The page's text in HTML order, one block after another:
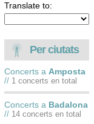
Translate to:
Per ciutats
Concerts a Amposta
//1 concerts en total
Concerts a Badalona
//14 concerts en total